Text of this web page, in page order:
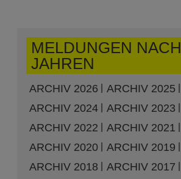
MELDUNGEN NACH
JAHREN
ARCHIV 2026
ARCHIV 2025
ARCHIV 2024
ARCHIV 2023
ARCHIV 2022
ARCHIV 2021
ARCHIV 2020
ARCHIV 2019
ARCHIV 2018
ARCHIV 2017